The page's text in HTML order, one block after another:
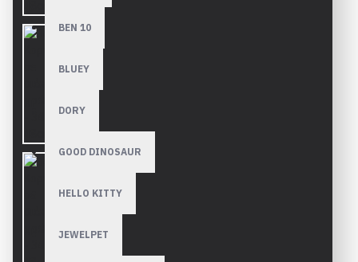
BEN 10
BLUEY
DORY
GOOD DINOSAUR
HELLO KITTY
JEWELPET